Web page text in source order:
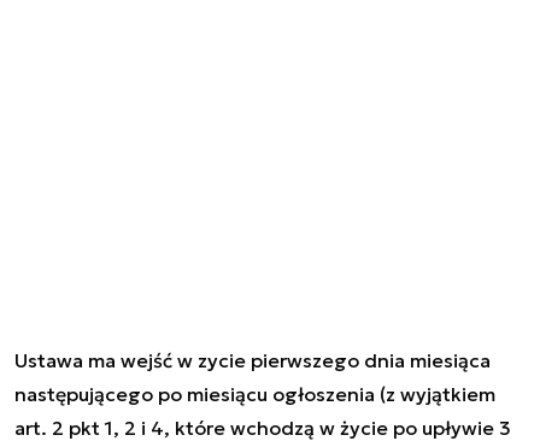
Ustawa ma wejść w zycie pierwszego dnia miesiąca
następującego po miesiącu ogłoszenia (z wyjątkiem
art. 2 pkt 1, 2 i 4, które wchodzą w życie po upływie 3